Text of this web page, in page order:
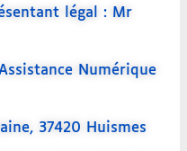
légal : Mr
Numérique
37420 Huismes